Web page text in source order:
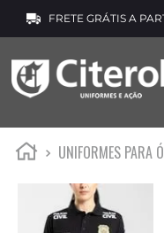
FRETE GRÁTIS A
UNIFORMES PARA